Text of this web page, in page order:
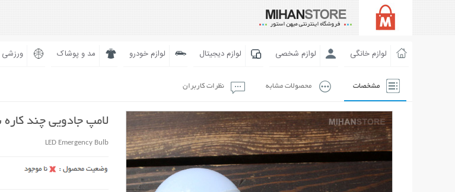
لوازم خانگی لوازم شخصی لوازم دیجیتال لوازم خودرو مد و پوشاک
مشخصات محصولات مشابه نظرات کاربران
لامپ جادویی چند کاره
LED Emergency Bulb